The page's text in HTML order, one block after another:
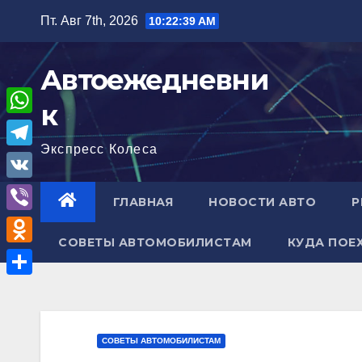
содержимому
Пт. Авг 7th, 2026 10:22:40 AM
Автоежедневни
к
Экспресс Колеса
ГЛАВНАЯ НОВОСТИ АВТО
СОВЕТЫ АВТОМОБИЛИСТАМ КУДА
СОВЕТЫ АВТОМОБИЛИСТАМ
W
h
a
A
T
e
l
e
g
V
K
V
i
b
O